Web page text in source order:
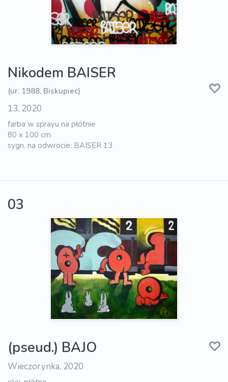
Nikodem BAISER
(ur. 1988, Biskupiec)
13, 2020
farba w sprayu na płótnie
80 x 100 cm
sygn. na odwrocie: BAISER 13
03
(pseud.) BAJO
Wieczorynka, 2020